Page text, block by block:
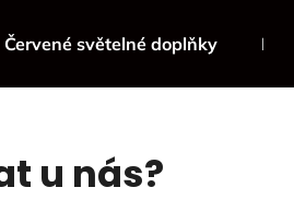
Červené světelné doplňky
u nás?